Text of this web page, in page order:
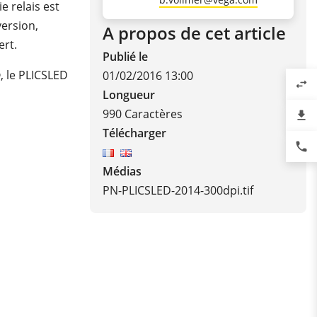
relais est
PLICSLED
A propos de cet article
Publié le
01/02/2016 13:00
Longueur
990 Caractères
Télécharger
Médias
PN-PLICSLED-2014-300dpi.tif
swap_horiz
file_download
phone